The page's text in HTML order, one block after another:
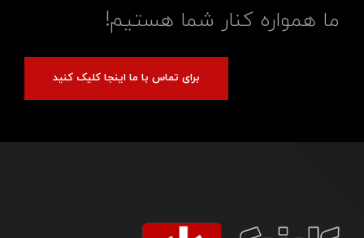
ما همواره کنار شما هستیم!
برای تماس با ما اینجا کلیک کنید